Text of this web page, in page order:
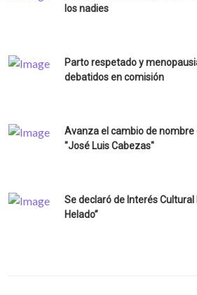
los nadies
Parto respetado y
debatidos en comisión
Avanza el cambio de nombre
"José Luis Cabezas"
Se declaró de Interés
Helado”